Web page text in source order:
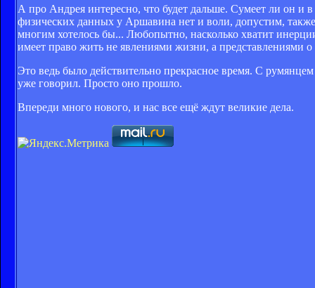
А про Андрея интересно, что будет дальше. Сумеет ли он и
физических данных у Аршавина нет и воли, допустим,
многим хотелось бы... Любопытно, насколько хватит
имеет право жить не явлениями жизни, а представлениями
Это ведь было действительно прекрасное время. С
уже говорил. Просто оно прошло.
Впереди много нового, и нас все ещё ждут великие дела.